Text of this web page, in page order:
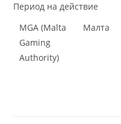
Период на действие
MGA (Malta
Gaming
Authority)
Малта